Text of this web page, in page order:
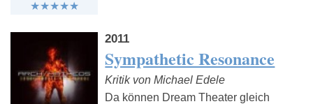
2011
Sympathetic Resonance
Kritik von Michael Edele
Da können Dream Theater gleich